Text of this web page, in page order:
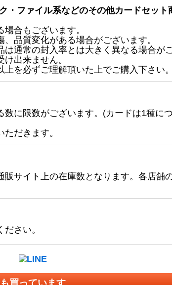
・ファイル系などのその他カードセット
合もございます。
品質変化がある場合がございます。
通常の封入率とは大きく異なる場合が
出来ません。
を必ずご理解頂いた上でご購入下さい。
に限数がございます。(カードは1種に
だきます。
サイト上の在庫数となります。各店舗
ださい。
買っています